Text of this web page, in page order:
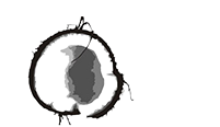
content